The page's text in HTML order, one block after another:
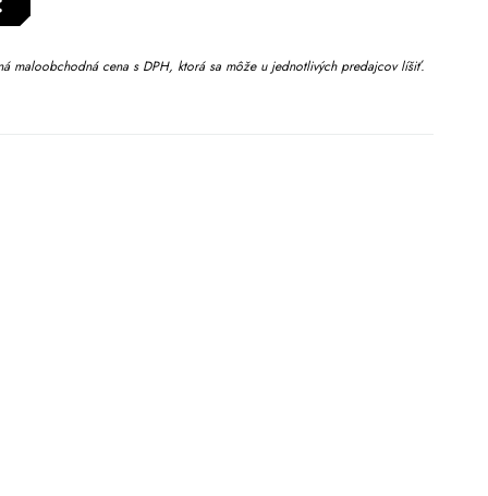
maloobchodná cena s DPH, ktorá sa môže u jednotlivých predajcov líšiť.